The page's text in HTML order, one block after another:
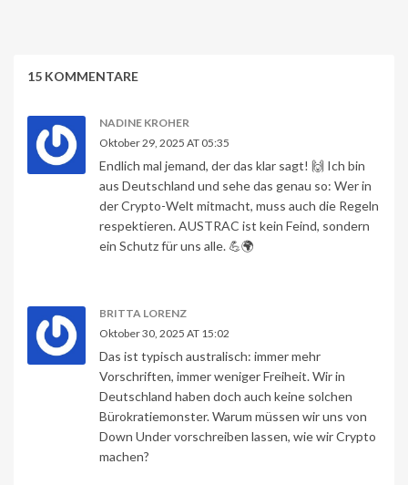
15 KOMMENTARE
NADINE KROHER
Oktober 29, 2025 AT 05:35
Endlich mal jemand, der das klar sagt! 🙌 Ich bin
aus Deutschland und sehe das genau so: Wer in
der Crypto-Welt mitmacht, muss auch die Regeln
respektieren. AUSTRAC ist kein Feind, sondern
ein Schutz für uns alle. 💪🌍
BRITTA LORENZ
Oktober 30, 2025 AT 15:02
Das ist typisch australisch: immer mehr
Vorschriften, immer weniger Freiheit. Wir in
Deutschland haben doch auch keine solchen
Bürokratiemonster. Warum müssen wir uns von
Down Under vorschreiben lassen, wie wir Crypto
machen?